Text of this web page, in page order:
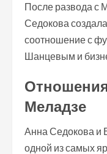
После развода с
Седокова
соотношение с
Шанцевым и
Меладзе
Анна Седокова и
одной из самых